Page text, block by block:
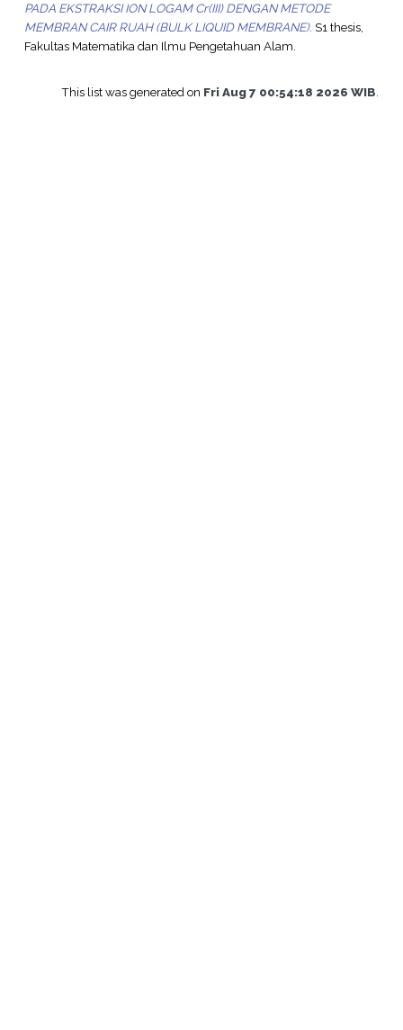
PADA EKSTRAKSI ION LOGAM Cr(III) DENGAN METODE
MEMBRAN CAIR RUAH (BULK LIQUID MEMBRANE). S1 thesis,
Fakultas Matematika dan Ilmu Pengetahuan Alam.
This list was generated on Fri Aug 7 00:54:18 2026 WIB.